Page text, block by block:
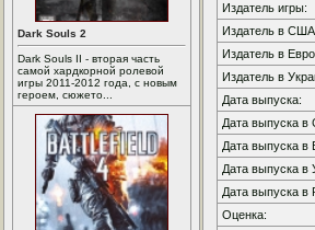
Dark Souls 2
Dark Souls II - вторая часть
самой хардкорной ролевой
игры 2011-2012 года, с новым
героем, сюжето...
Издатель игры:
Издатель в
Издатель в
Издатель в
Дата выпуска:
Дата выпуска
Дата выпуска в
Дата выпуска в
Дата выпуска в
Оценка: